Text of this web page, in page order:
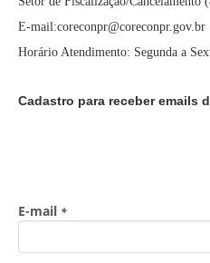
E-mail:coreconpr@coreconpr.gov.br
Horário Atendimento: Segunda a
Cadastro para receber emails